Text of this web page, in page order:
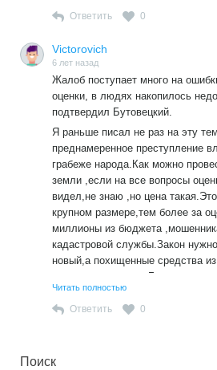
Ответить 0
Victorovich
6 лет назад
Жалоб поступает много на
оценки, в людях накопилось
подтвердил Бутовецкий.
Я раньше писал не раз на эту
преднамеренное преступление
грабеже народа.Как можно
земли ,если на все вопросы
видел,не знаю ,но цена
крупном размере,тем более за
миллионы из бюджета
кадастровой службы.Закон
новый,а похищенные средства
виновных вместе с Бутовицким
пешком.
Читать полностью
Ответить 0
Поиск